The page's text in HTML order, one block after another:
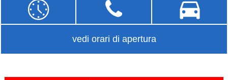
vedi orari di apertura